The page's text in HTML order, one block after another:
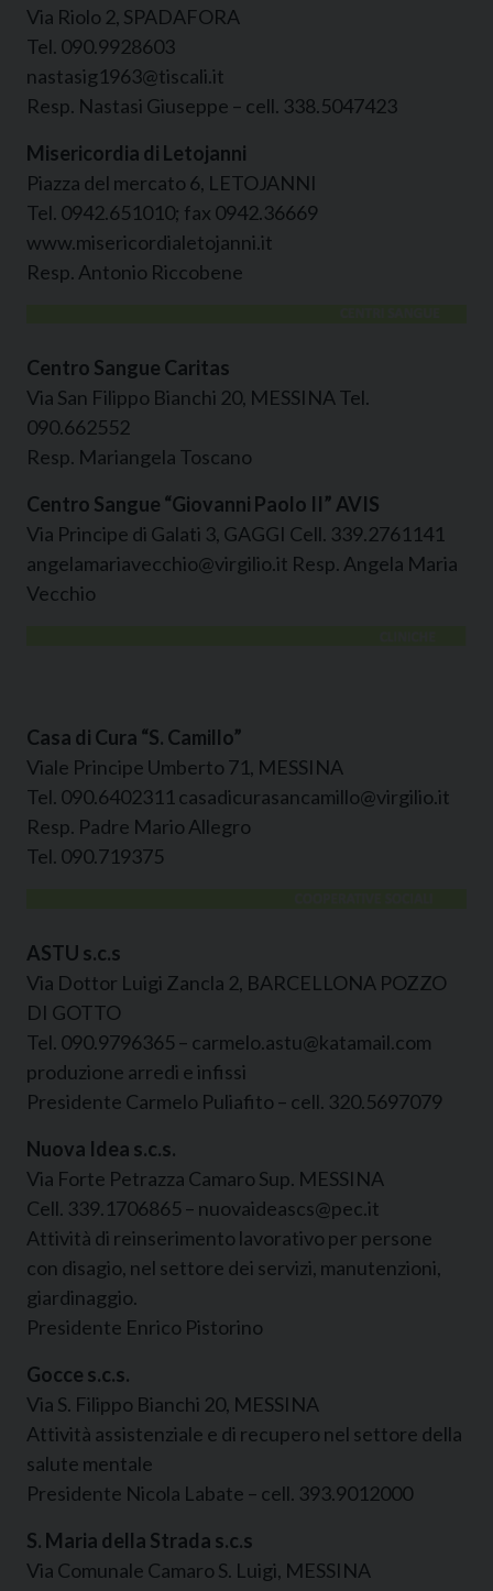
Via Riolo 2, SPADAFORA
Tel. 090.9928603
nastasig1963@tiscali.it
Resp. Nastasi Giuseppe – cell. 338.5047423
Misericordia di Letojanni
Piazza del mercato 6, LETOJANNI
Tel. 0942.651010; fax 0942.36669
www.misericordialetojanni.it
Resp. Antonio Riccobene
Centro Sangue Caritas
Via San Filippo Bianchi 20, MESSINA Tel.
090.662552
Resp. Mariangela Toscano
Centro Sangue “Giovanni Paolo II” AVIS
Via Principe di Galati 3, GAGGI Cell. 339.2761141
angelamariavecchio@virgilio.it Resp. Angela Maria
Vecchio
Casa di Cura “S. Camillo”
Viale Principe Umberto 71, MESSINA
Tel. 090.6402311 casadicurasancamillo@virgilio.it
Resp. Padre Mario Allegro
Tel. 090.719375
ASTU s.c.s
Via Dottor Luigi Zancla 2, BARCELLONA POZZO
DI GOTTO
Tel. 090.9796365 – carmelo.astu@katamail.com
produzione arredi e infissi
Presidente Carmelo Puliafito – cell. 320.5697079
Nuova Idea s.c.s.
Via Forte Petrazza Camaro Sup. MESSINA
Cell. 339.1706865 – nuovaideascs@pec.it
Attività di reinserimento lavorativo per persone
con disagio, nel settore dei servizi, manutenzioni,
giardinaggio.
Presidente Enrico Pistorino
Gocce s.c.s.
Via S. Filippo Bianchi 20, MESSINA
Attività assistenziale e di recupero nel settore della
salute mentale
Presidente Nicola Labate – cell. 393.9012000
S. Maria della Strada s.c.s
Via Comunale Camaro S. Luigi, MESSINA